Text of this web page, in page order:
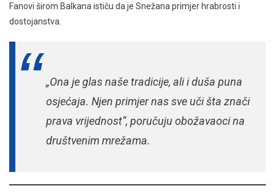
Fanovi širom Balkana ističu da je Snežana primjer hrabrosti i
dostojanstva.
„Ona je glas naše tradicije, ali i duša puna
osjećaja. Njen primjer nas sve uči šta znači
prava vrijednost“, poručuju obožavaoci na
društvenim mrežama.